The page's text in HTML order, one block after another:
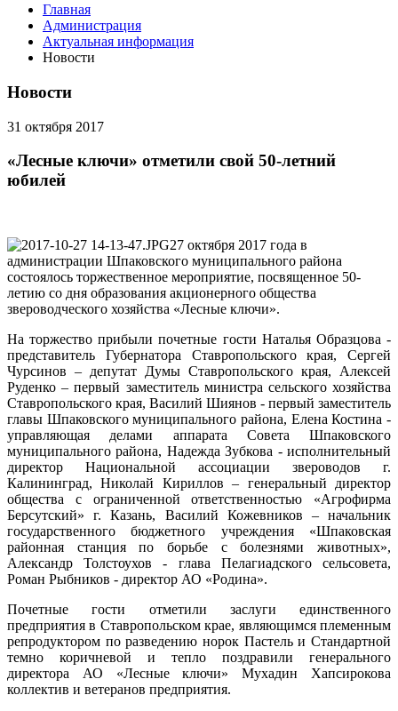
Главная
Администрация
Актуальная информация
Новости
Новости
31 октября 2017
«Лесные ключи» отметили свой 50-летний
юбилей
27 октября 2017 года в
администрации Шпаковского муниципального района
состоялось торжественное мероприятие, посвященное 50-
летию со дня образования акционерного общества
звероводческого хозяйства «Лесные ключи».
На торжество прибыли почетные гости Наталья Образцова -
представитель Губернатора Ставропольского края, Сергей
Чурсинов – депутат Думы Ставропольского края, Алексей
Руденко – первый заместитель министра сельского хозяйства
Ставропольского края, Василий Шиянов - первый заместитель
главы Шпаковского муниципального района, Елена Костина -
управляющая делами аппарата Совета Шпаковского
муниципального района, Надежда Зубкова - исполнительный
директор Национальной ассоциации звероводов г.
Калининград, Николай Кириллов – генеральный директор
общества с ограниченной ответственностью «Агрофирма
Берсутский» г. Казань, Василий Кожевников – начальник
государственного бюджетного учреждения «Шпаковская
районная станция по борьбе с болезнями животных»,
Александр Толстоухов - глава Пелагиадского сельсовета,
Роман Рыбников - директор АО «Родина».
Почетные гости отметили заслуги единственного
предприятия в Ставропольском крае, являющимся племенным
репродуктором по разведению норок Пастель и Стандартной
темно коричневой и тепло поздравили генерального
директора АО «Лесные ключи» Мухадин Хапсирокова
коллектив и ветеранов предприятия.